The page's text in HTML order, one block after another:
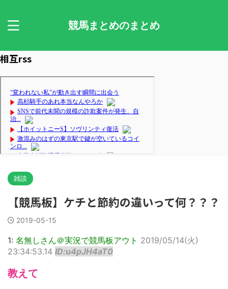
競馬まとめのまとめ
相互rss
雑談
【競馬板】ケチと節約の違いって何？？？
2019-05-15
1: 名無しさん＠実況で競馬板アウト 2019/05/14(火)
23:34:53.14 ID:u4pJH4aT0
教えて